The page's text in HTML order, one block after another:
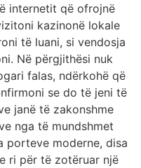
internetit që ofrojnë
kazinonë lokale
të luani, si vendosja
Në përgjithësi nuk
falas, ndërkohë që
se do të jeni të
janë të zakonshme
nga të mundshmet
porteve moderne, disa
ri për të zotëruar një